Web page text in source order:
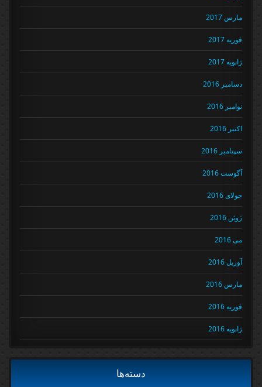
مارس 2017
فوریه 2017
ژانویه 2017
دسامبر 2016
نوامبر 2016
اکتبر 2016
سپتامبر 2016
آگوست 2016
جولای 2016
ژوئن 2016
می 2016
آوریل 2016
مارس 2016
فوریه 2016
ژانویه 2016
دسته‌ها